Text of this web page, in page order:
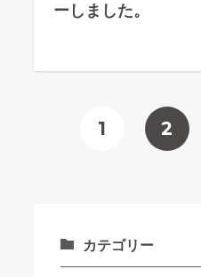
ーしました。
1 2
カテゴリー